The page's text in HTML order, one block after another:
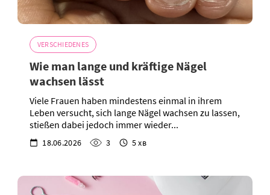
VERSCHIEDENES
Wie man lange und kräftige Nägel
wachsen lässt
Viele Frauen haben mindestens einmal in ihrem
Leben versucht, sich lange Nägel wachsen zu lassen,
stießen dabei jedoch immer wieder...
18.06.2026 3 5 хв